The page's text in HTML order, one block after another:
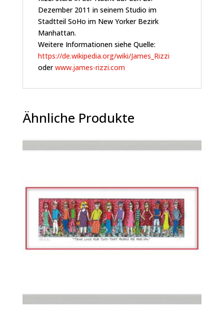
Dezember 2011 in seinem Studio im
Stadtteil SoHo im New Yorker Bezirk
Manhattan.
Weitere Informationen siehe Quelle:
https://de.wikipedia.org/wiki/James_Rizzi
oderwww.james-rizzi.com
Ähnliche Produkte